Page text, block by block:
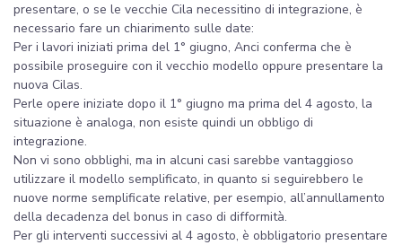
presentare, o se le vecchie Cila necessitino di integrazione, è
necessario fare un chiarimento sulle date:
Per i lavori iniziati prima del 1° giugno, Anci conferma che è
possibile proseguire con il vecchio modello oppure presentare la
nuova Cilas.
Perle opere iniziate dopo il 1° giugno ma prima del 4 agosto, la
situazione è analoga, non esiste quindi un obbligo di
integrazione.
Non vi sono obblighi, ma in alcuni casi sarebbe vantaggioso
utilizzare il modello semplificato, in quanto si seguirebbero le
nuove norme semplificate relative, per esempio, all’annullamento
della decadenza del bonus in caso di difformità.
Per gli interventi successivi al 4 agosto, è obbligatorio presentare